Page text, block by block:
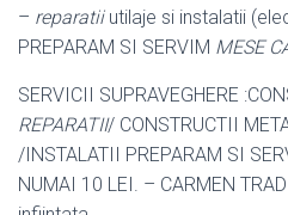
– reparatiiutilaje si instalatii (
PREPARAM SI SERVIM MESE
SERVICII SUPRAVEGHERE
REPARATII/ CONSTRUCTII
/INSTALATII PREPARAM SI
NUMAI 10 LEI. – CARMEN